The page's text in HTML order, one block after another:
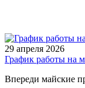
29 апреля 2026
График работы на
Впереди майские